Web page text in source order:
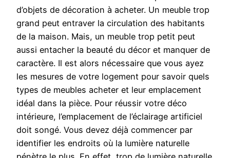
d’objets de décoration à acheter. Un meuble trop
grand peut entraver la circulation des habitants
de la maison. Mais, un meuble trop petit peut
aussi entacher la beauté du décor et manquer de
caractère. Il est alors nécessaire que vous ayez
les mesures de votre logement pour savoir quels
types de meubles acheter et leur emplacement
idéal dans la pièce. Pour réussir votre déco
intérieure, l’emplacement de l’éclairage artificiel
doit songé. Vous devez déjà commencer par
identifier les endroits où la lumière naturelle